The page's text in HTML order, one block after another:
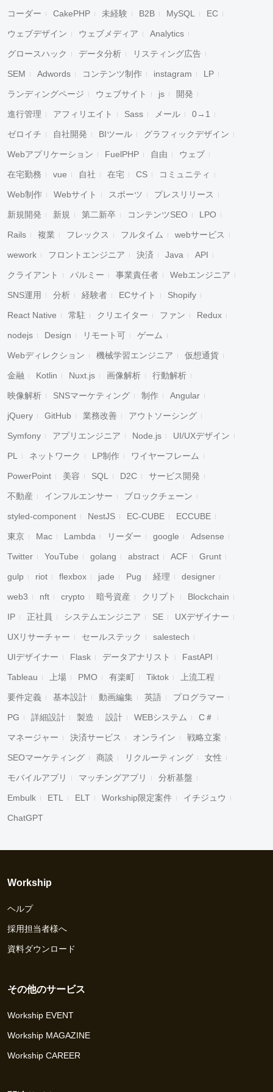
コーダー CakePHP 未経験 B2B MySQL EC
ウェブデザイン ウェブメディア Analytics
グロースハック データ分析 リスティング広告
SEM Adwords コンテンツ制作 instagram LP
ランディングページ ウェブサイト js 開発
進行管理 アフィリエイト Sass メール 0→1
ゼロイチ 自社開発 BIツール グラフィックデザイン
Webアプリケーション FuelPHP 自由 ウェブ
在宅勤務 vue 自社 在宅 CS コミュニティ
Web制作 Webサイト スポーツ プレスリリース
新規開発 新規 第二新卒 コンテンツSEO LPO
Rails 複業 フレックス フルタイム webサービス
wework フロントエンジニア 決済 Java API
クライアント パルミー 事業責任者 Webエンジニア
SNS運用 分析 経験者 ECサイト Shopify
React Native 常駐 クリエイター ファン Redux
nodejs Design リモート可 ゲーム
Webディレクション 機械学習エンジニア 仮想通貨
金融 Kotlin Nuxt.js 画像解析 行動解析
映像解析 SNSマーケティング 制作 Angular
jQuery GitHub 業務改善 アウトソーシング
Symfony アプリエンジニア Node.js UI/UXデザイン
PL ネットワーク LP制作 ワイヤーフレーム
PowerPoint 美容 SQL D2C サービス開発
不動産 インフルエンサー ブロックチェーン
styled-component NestJS EC-CUBE ECCUBE
東京 Mac Lambda リーダー google Adsense
Twitter YouTube golang abstract ACF Grunt
gulp riot flexbox jade Pug 経理 designer
web3 nft crypto 暗号資産 クリプト Blockchain
IP 正社員 システムエンジニア SE UXデザイナー
UXリサーチャー セールステック salestech
UIデザイナー Flask データアナリスト FastAPI
Tableau 上場 PMO 有楽町 Tiktok 上流工程
要件定義 基本設計 動画編集 英語 プログラマー
PG 詳細設計 製造 設計 WEBシステム C＃
マネージャー 決済サービス オンライン 戦略立案
SEOマーケティング 商談 リクルーティング 女性
モバイルアプリ マッチングアプリ 分析基盤
Embulk ETL ELT Workship限定案件 イチジュウ
ChatGPT
Workship
ヘルプ
採用担当者様へ
資料ダウンロード
その他のサービス
Workship EVENT
Workship MAGAZINE
Workship CAREER